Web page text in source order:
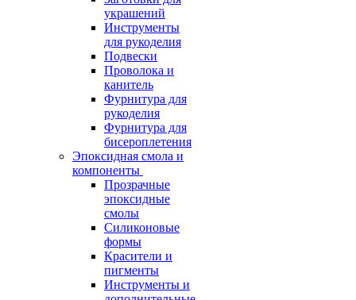
украшений
Инструменты
для рукоделия
Подвески
Проволока и
канитель
Фурнитура для
рукоделия
Фурнитура для
бисероплетения
Эпоксидная смола и
компоненты
Прозрачные
эпоксидные
смолы
Силиконовые
формы
Красители и
пигменты
Инструменты и